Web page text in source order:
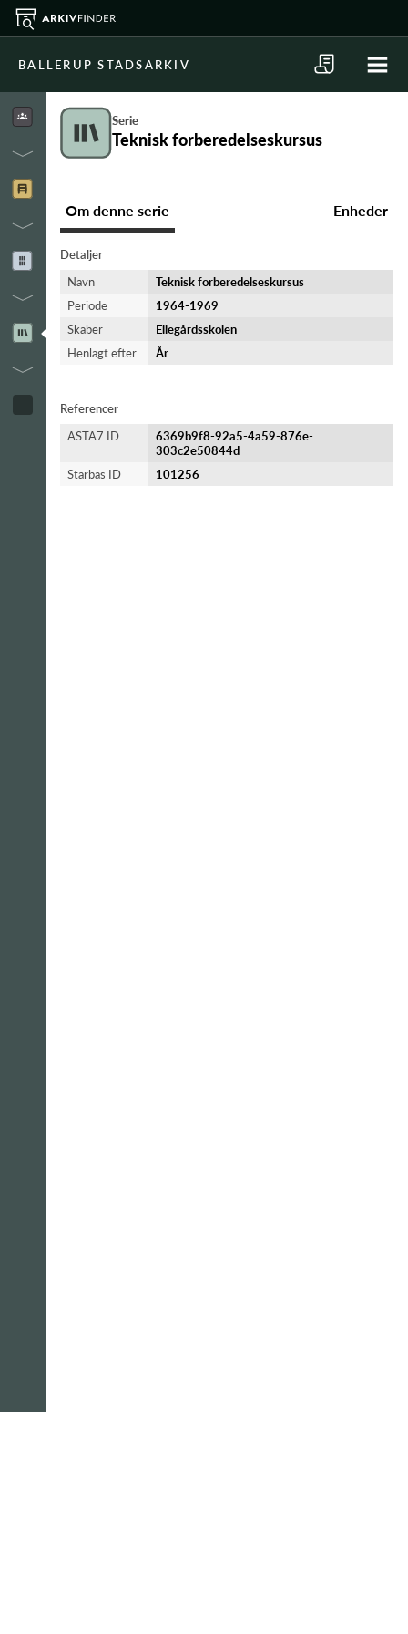
BALLERUP STADSARKIV
Serie
Teknisk forberedelseskursus
Om denne serie Enheder
Detaljer
Navn
Teknisk forberedelseskursus
Periode
1964-​1969
Skaber
Ellegårdsskolen
Henlagt efter
År
Referencer
ASTA7 ID
6369b9f8-92a5-4a59-876e-
303c2e50844d
Starbas ID
101256